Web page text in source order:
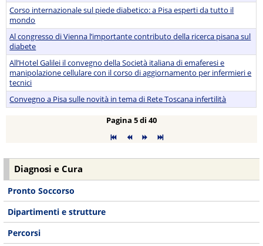
Corso internazionale sul piede diabetico: a Pisa esperti da tutto il
mondo
Al congresso di Vienna l’importante contributo della ricerca pisana sul
diabete
All’Hotel Galilei il convegno della Società italiana di emaferesi e
manipolazione cellulare con il corso di aggiornamento per infermieri e
tecnici
Convegno a Pisa sulle novità in tema di Rete Toscana infertilità
Pagina 5 di 40
Diagnosi e Cura
Pronto Soccorso
Dipartimenti e strutture
Percorsi